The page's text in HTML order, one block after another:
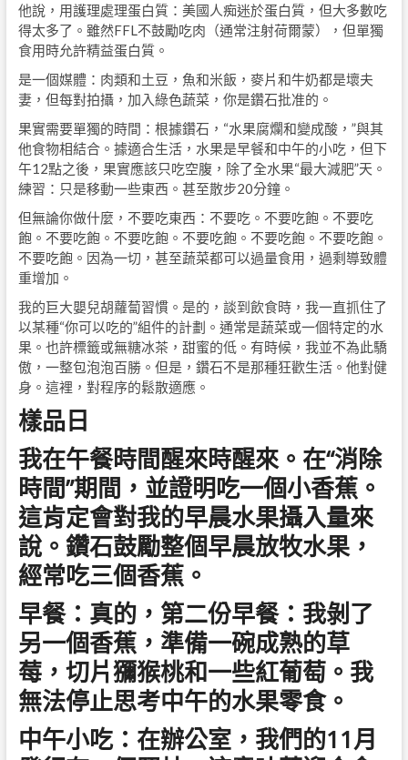
他說，用護理處理蛋白質：美國人痴迷於蛋白質，但大多數吃
得太多了。雖然FFL不鼓勵吃肉（通常注射荷爾蒙），但單獨
食用時允許精益蛋白質。
是一個媒體：肉類和土豆，魚和米飯，麥片和牛奶都是壞夫
妻，但每對拍攝，加入綠色蔬菜，你是鑽石批准的。
果實需要單獨的時間：根據鑽石，“水果腐爛和變成酸，”與其
他食物相結合。據適合生活，水果是早餐和中午的小吃，但下
午12點之後，果實應該只吃空腹，除了全水果“最大減肥”天。
練習：只是移動一些東西。甚至散步20分鐘。
但無論你做什麼，不要吃東西：不要吃。不要吃飽。不要吃
飽。不要吃飽。不要吃飽。不要吃飽。不要吃飽。不要吃飽。
不要吃飽。因為一切，甚至蔬菜都可以過量食用，過剩導致體
重增加。
我的巨大嬰兒胡蘿蔔習慣。是的，談到飲食時，我一直抓住了
以某種“你可以吃的”組件的計劃。通常是蔬菜或一個特定的水
果。也許標籤或無糖冰茶，甜蜜的低。有時候，我並不為此驕
傲，一整包泡泡百勝。但是，鑽石不是那種狂歡生活。他對健
身。這裡，對程序的鬆散適應。
樣品日
我在午餐時間醒來時醒來。在“消除
時間”期間，並證明吃一個小香蕉。
這肯定會對我的早晨水果攝入量來
說。鑽石鼓勵整個早晨放牧水果，
經常吃三個香蕉。
早餐：真的，第二份早餐：我剝了
另一個香蕉，準備一碗成熟的草
莓，切片獼猴桃和一些紅葡萄。我
無法停止思考中午的水果零食。
中午小吃：在辦公室，我們的11月